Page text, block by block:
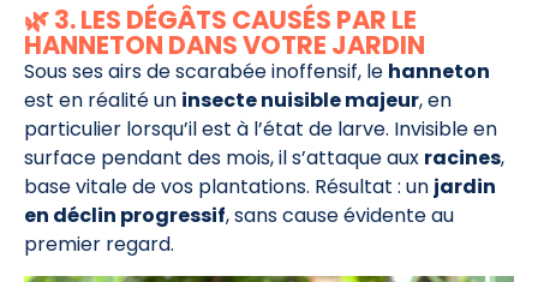
🌿 3. LES DÉGÂTS CAUSÉS PAR LE
HANNETON DANS VOTRE JARDIN
Sous ses airs de scarabée inoffensif, le hanneton
est en réalité un insecte nuisible majeur, en
particulier lorsqu’il est à l’état de larve. Invisible en
surface pendant des mois, il s’attaque aux racines,
base vitale de vos plantations. Résultat : un jardin
en déclin progressif, sans cause évidente au
premier regard.